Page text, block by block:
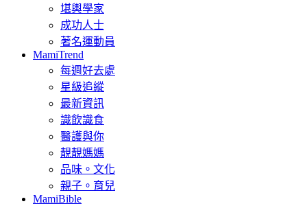
堪輿學家
成功人士
著名運動員
MamiTrend
每週好去處
星級追縱
最新資訊
識飲識食
醫護與你
靚靚媽媽
品味。文化
親子。育兒
MamiBible